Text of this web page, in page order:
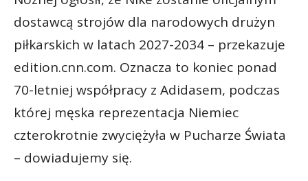
dostawcą strojów dla narodowych drużyn
piłkarskich w latach 2027-2034 – przekazuje
edition.cnn.com. Oznacza to koniec ponad
70-letniej współpracy z Adidasem, podczas
której męska reprezentacja Niemiec
czterokrotnie zwyciężyła w Pucharze Świata
– dowiadujemy się.